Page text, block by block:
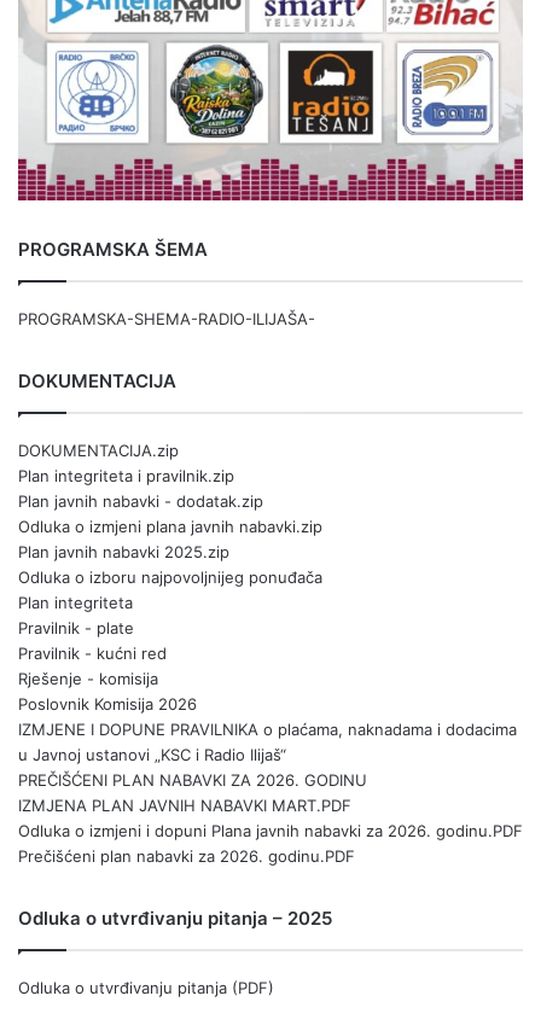
PROGRAMSKA ŠEMA
PROGRAMSKA-SHEMA-RADIO-ILIJAŠA-
DOKUMENTACIJA
DOKUMENTACIJA.zip
Plan integriteta i pravilnik.zip
Plan javnih nabavki - dodatak.zip
Odluka o izmjeni plana javnih nabavki.zip
Plan javnih nabavki 2025.zip
Odluka o izboru najpovoljnijeg ponuđača
Plan integriteta
Pravilnik - plate
Pravilnik - kućni red
Rješenje - komisija
Poslovnik Komisija 2026
IZMJENE I DOPUNE PRAVILNIKA o plaćama, naknadama i dodacima
u Javnoj ustanovi „KSC i Radio Ilijaš“
PREČIŠĆENI PLAN NABAVKI ZA 2026. GODINU
IZMJENA PLAN JAVNIH NABAVKI MART.PDF
Odluka o izmjeni i dopuni Plana javnih nabavki za 2026. godinu.PDF
Prečišćeni plan nabavki za 2026. godinu.PDF
Odluka o utvrđivanju pitanja – 2025
Odluka o utvrđivanju pitanja (PDF)